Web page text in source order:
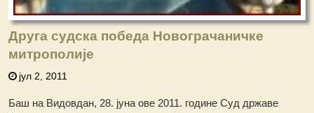
Друга судска победа Новограчаничке
митрополије
јул 2, 2011
Баш на Видовдан, 28. јуна ове 2011. године Суд државе